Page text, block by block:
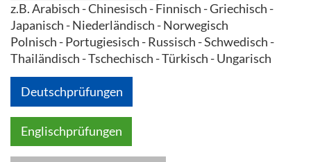
z.B. Arabisch - Chinesisch - Finnisch - Griechisch -
Japanisch - Niederländisch - Norwegisch
Polnisch - Portugiesisch - Russisch - Schwedisch -
Thailändisch - Tschechisch - Türkisch - Ungarisch
Deutschprüfungen
Englischprüfungen